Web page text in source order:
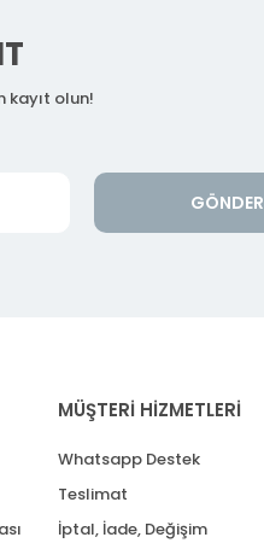
kayıt olun!
GÖNDER
MÜŞTERİ HİZMETLERİ
Whatsapp Destek
Teslimat
İptal, İade, Değişim